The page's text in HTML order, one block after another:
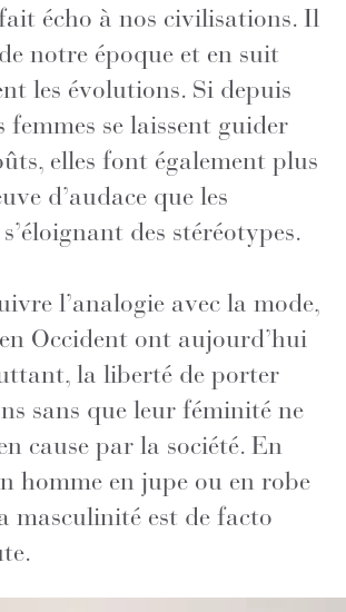
écho à nos civilisations. Il
notre époque et en suit
les évolutions. Si depuis
femmes se laissent guider
elles font également plus
d’audace que les
des stéréotypes.
l’analogie avec la mode,
Occident ont aujourd’hui
la liberté de porter
sans que leur féminité ne
cause par la société. En
homme en jupe ou en robe
masculinité est de facto